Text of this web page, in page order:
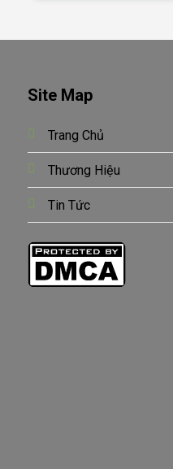
Site Map
Trang Chủ
Thương Hiệu
Tin Tức